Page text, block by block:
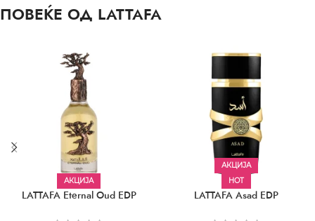
ПОВЕЌЕ ОД LATTAFA
АКЦИЈА
LATTAFA Eternal Oud EDP
АКЦИЈА
HOT
LATTAFA Asad EDP